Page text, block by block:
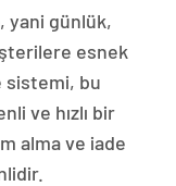
yani günlük,
esnek
sistemi, bu
ve hızlı bir
alma ve iade